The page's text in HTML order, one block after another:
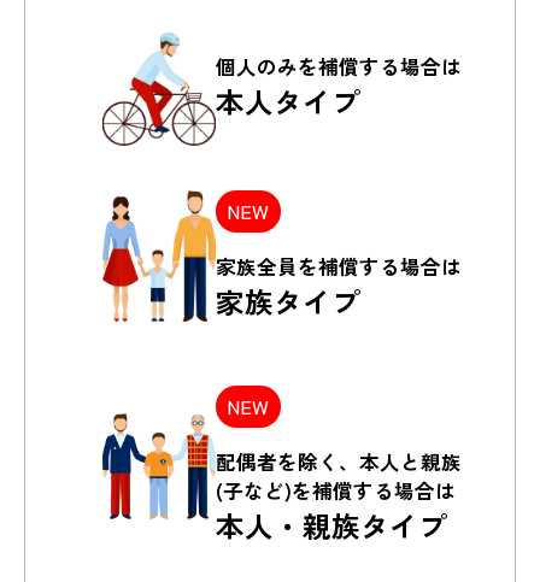
個人のみを補償する場合は
本人タイプ
NEW
家族全員を補償する場合は
家族タイプ
NEW
配偶者を除く、本人と親族
(子など)を補償する場合は
本人・親族タイプ